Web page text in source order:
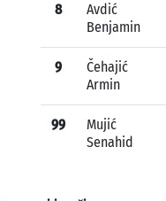
8
Avdić
Benjamin
9
Čehajić
Armin
99
Mujić
Senahid